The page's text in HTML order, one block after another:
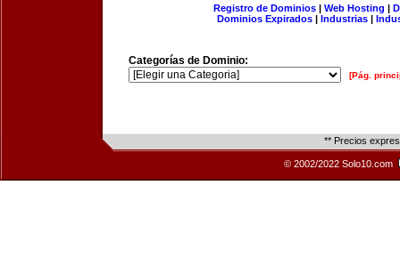
Registro de Dominios| Web Hosting |
Dominios Expirados | Industrias |
Categorías de Dominio:
[Pág.
** Precios
© 2002/2022 Solo10.com